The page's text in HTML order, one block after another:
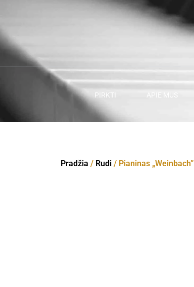
turinio
PIRKTI
Pradžia / Rudi / Pianinas „Weinbach”